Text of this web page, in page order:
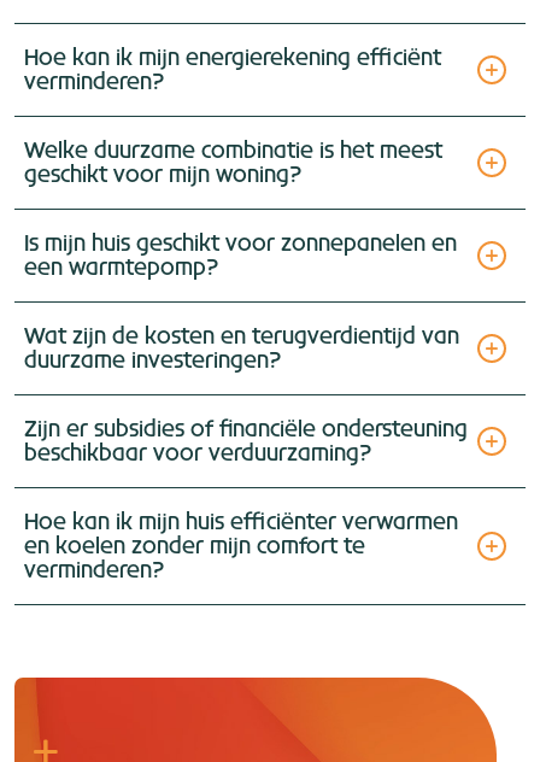
Hoe kan ik mijn energierekening efficiënt
verminderen?
Welke duurzame combinatie is het meest
geschikt voor mijn woning?
Is mijn huis geschikt voor zonnepanelen en
een warmtepomp?
Wat zijn de kosten en terugverdientijd van
duurzame investeringen?
Zijn er subsidies of financiële ondersteuning
beschikbaar voor verduurzaming?
Hoe kan ik mijn huis efficiënter verwarmen
en koelen zonder mijn comfort te
verminderen?